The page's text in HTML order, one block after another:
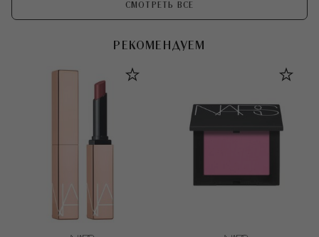
СМОТРЕТЬ ВСЕ
РЕКОМЕНДУЕМ